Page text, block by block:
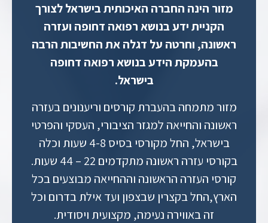
מזור הינה החברה האיכותית בישראל לצורך
הקניית ידע בנושא רפואה דחופה ועזרה
ראשונה, וחרטה על דגלה את החשיבות הרבה
בהעמקת הידע בנושא רפואה דחופה
בישראל.
מזור מתמחה בהעברת קורסים וריענונים בעזרה
ראשונה והחייאה למגזר הציבורי, העסקי והפרטי
בישראל, החל מקורסי בסיס 4-8 שעות וכלה
בקורסי עזרה ראשונה מתקדמים 22 – 44 שעות.
קורסי העזרה הראשונה וההחייאה מבוצעים בכל
הארץ,החל בקצרין שבצפון ועד אילת בדרום וכל
זה באווירה נעימה, מקצועית ויסודית.